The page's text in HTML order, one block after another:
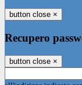
button close ×
Recupero
button close ×